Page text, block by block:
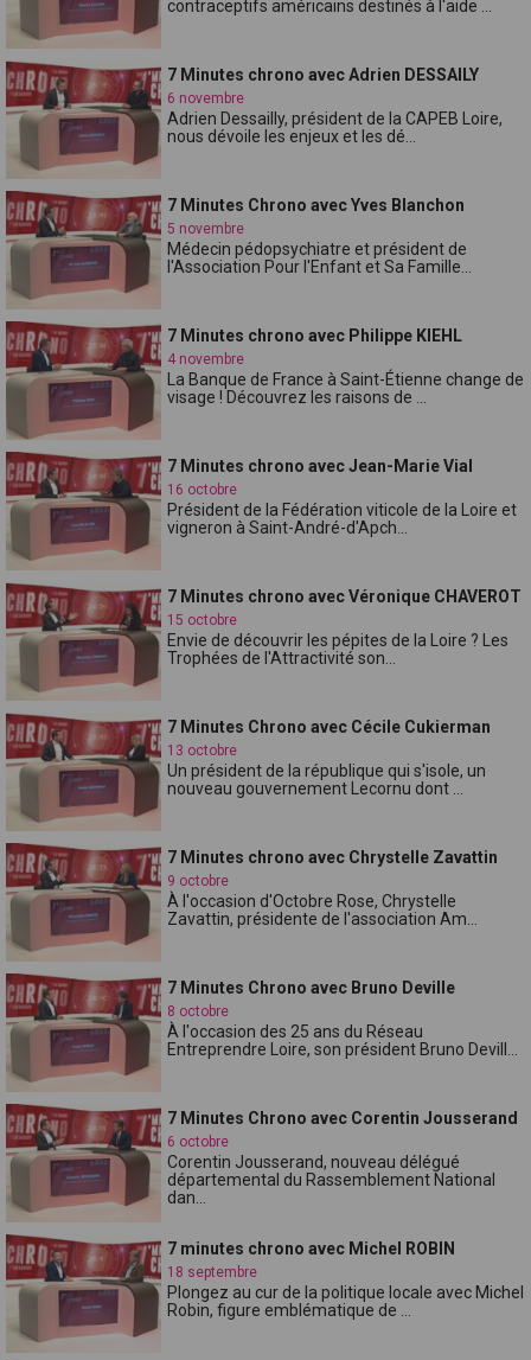
contraceptifs américains destinés à l'aide ...
7 Minutes chrono avec Adrien DESSAILY
6 novembre
Adrien Dessailly, président de la CAPEB Loire,
nous dévoile les enjeux et les dé...
7 Minutes Chrono avec Yves Blanchon
5 novembre
Médecin pédopsychiatre et président de
l'Association Pour l'Enfant et Sa Famille...
7 Minutes chrono avec Philippe KIEHL
4 novembre
La Banque de France à Saint-Étienne change de
visage ! Découvrez les raisons de ...
7 Minutes chrono avec Jean-Marie Vial
16 octobre
Président de la Fédération viticole de la Loire et
vigneron à Saint-André-d'Apch...
7 Minutes chrono avec Véronique CHAVEROT
15 octobre
Envie de découvrir les pépites de la Loire ? Les
Trophées de l'Attractivité son...
7 Minutes Chrono avec Cécile Cukierman
13 octobre
Un président de la république qui s'isole, un
nouveau gouvernement Lecornu dont ...
7 Minutes chrono avec Chrystelle Zavattin
9 octobre
À l'occasion d'Octobre Rose, Chrystelle
Zavattin, présidente de l'association Am...
7 Minutes Chrono avec Bruno Deville
8 octobre
À l'occasion des 25 ans du Réseau
Entreprendre Loire, son président Bruno Devill...
7 Minutes Chrono avec Corentin Jousserand
6 octobre
Corentin Jousserand, nouveau délégué
départemental du Rassemblement National
dan...
7 minutes chrono avec Michel ROBIN
18 septembre
Plongez au cur de la politique locale avec Michel
Robin, figure emblématique de ...